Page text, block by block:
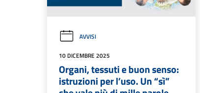
AVVISI
10 DICEMBRE 2025
Organi, tessuti e buon senso:
istruzioni per l’uso. Un “sì”